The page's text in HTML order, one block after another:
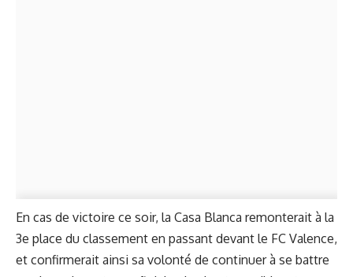
En cas de victoire ce soir, la Casa Blanca remonterait à la
3e place du classement en passant devant le FC Valence,
et confirmerait ainsi sa volonté de continuer à se battre